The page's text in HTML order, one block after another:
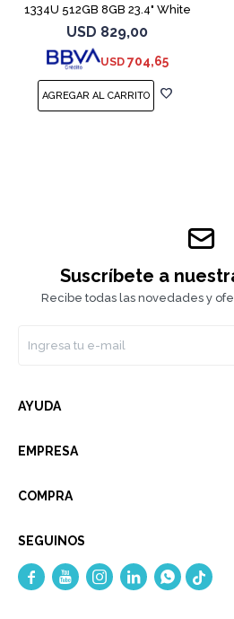
1334U 512GB 8GB 23.4" White
USD 829,00
USD 704,65
Suscríbete a
Recibe todas las novedades y
AYUDA
EMPRESA
COMPRA
SEGUINOS
    